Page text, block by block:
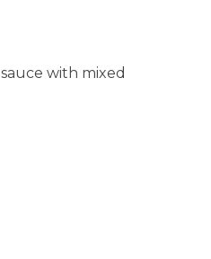
with mixed